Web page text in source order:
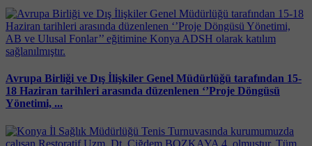
Avrupa Birliği ve Dış İlişkiler Genel Müdürlüğü tarafından 15-
18 Haziran tarihleri arasında düzenlenen ‘’Proje Döngüsü
Yönetimi, ...